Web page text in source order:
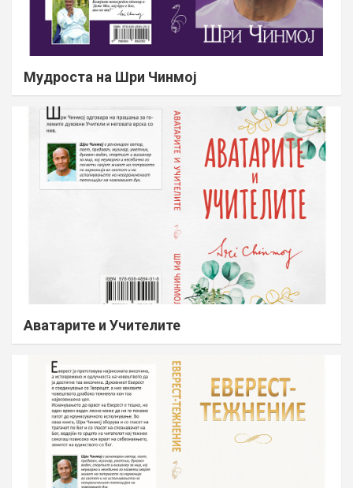
Мудроста на Шри Чинмој
Аватарите и Учителите